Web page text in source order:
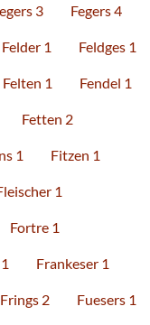
3 Fegers 4
Felder 1 Feldges 1
Felten 1 Fendel 1
Fetten 2
1 Fitzen 1
1
Fortre 1
Frankeser 1
Frings 2 Fuesers 1